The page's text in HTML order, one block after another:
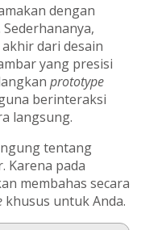
dengan
Sederhananya,
dari desain
yang presisi
prototype
berinteraksi
langsung.
tentang
Karena pada
membahas secara
khusus untuk Anda.